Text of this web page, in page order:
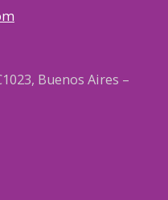
Buenos Aires –